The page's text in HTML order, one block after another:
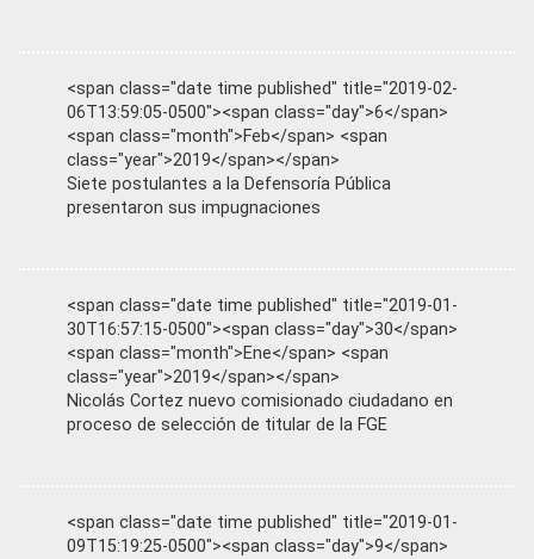
<span class="date time published" title="2019-02-
06T13:59:05-0500"><span class="day">6</span>
<span class="month">Feb</span> <span
class="year">2019</span></span>
Siete postulantes a la Defensoría Pública
presentaron sus impugnaciones
<span class="date time published" title="2019-01-
30T16:57:15-0500"><span class="day">30</span>
<span class="month">Ene</span> <span
class="year">2019</span></span>
Nicolás Cortez nuevo comisionado ciudadano en
proceso de selección de titular de la FGE
<span class="date time published" title="2019-01-
09T15:19:25-0500"><span class="day">9</span>